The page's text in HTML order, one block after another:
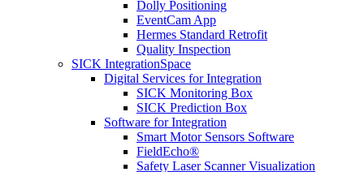
Dolly Positioning
EventCam App
Hermes Standard Retrofit
Quality Inspection
SICK IntegrationSpace
Digital Services for Integration
SICK Monitoring Box
SICK Prediction Box
Software for Integration
Smart Motor Sensors Software
FieldEcho®
Safety Laser Scanner Visualization